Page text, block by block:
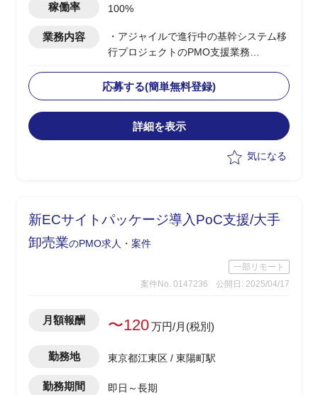
稼働率 100%
業務内容
・アジャイルで進行中の基幹システム移
行プロジェクトのPMO支援業務
先検討
-現行ドキュメントやユーザー及びベン
ダーとのヒアリングを実施し情報収集。
-これら両面の情報をもとに深堀および
管理、等
応募する(簡単無料登録)
詳細を表示
気になる
新ECサイトパッケージ導入PoC支援/大手
卸売業のPMO求人・案件
一部リモート
案件No. 0147236
公開日: 2025/04/17
月額報酬 〜120万円/月(税別)
勤務地 東京都江東区 / 東陽町駅
勤務期間 即日～長期